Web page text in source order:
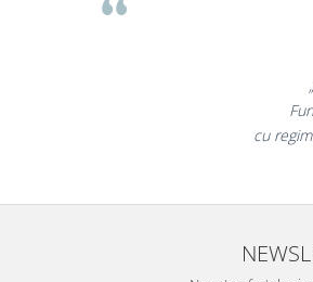
Suporturi si huse telefoane &
Tehnica si mobilier pentru birou